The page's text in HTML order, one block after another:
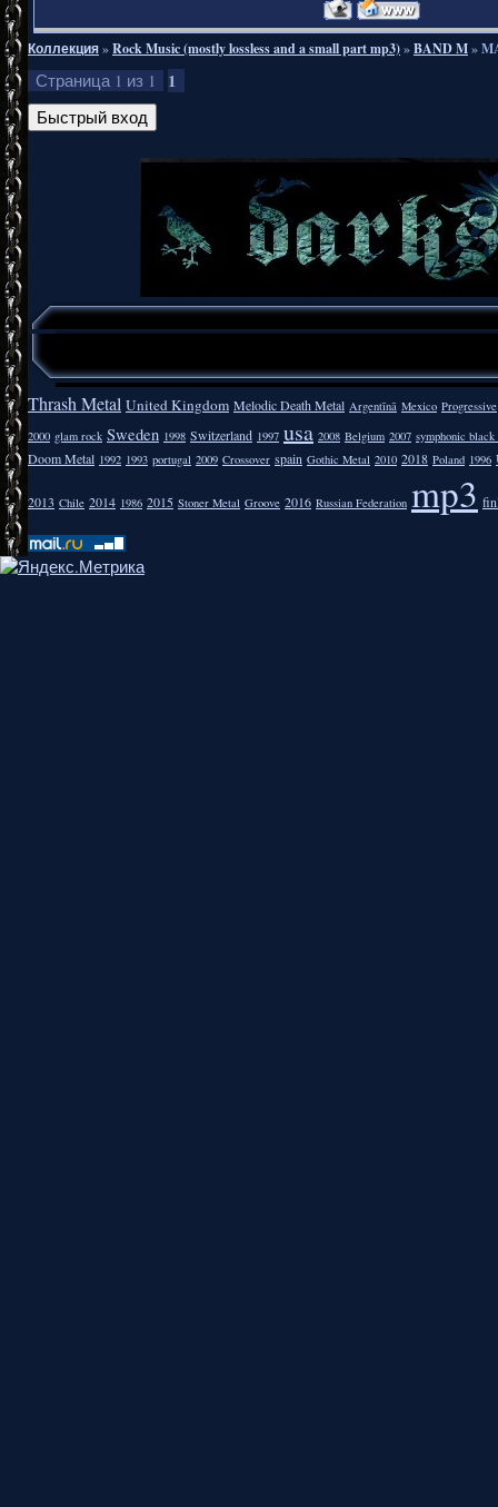
Коллекция»Rock Music (mostly lossless and a small part mp3)»BAND M»
Страница 1 из 1 1
Thrash Metal United Kingdom Melodic Death Metal Argentīnā Mexico Progressive
2000 glam rock Sweden 1998 Switzerland 1997 usa 2008 Belgium 2007 symphonic
Doom Metal 1992 1993 portugal 2009 Crossover spain Gothic Metal 2010 2018 Poland 1996
2013 Chile 2014 1986 2015 Stoner Metal Groove 2016 Russian Federation mp3